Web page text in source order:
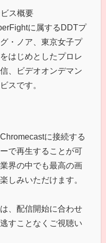
ス概要
に属するDDTプ
・ノア、東京女子プ
はじめとしたプロレ
、ビデオオンデマン
スです。
に接続する
で再生することが可
界の中でも最高の画
しみいただけます。
、配信開始に合わせ
すことなくご視聴い